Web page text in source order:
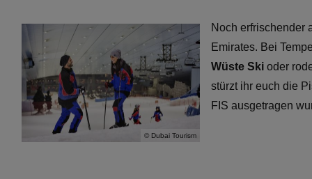
© Dubai Tourism
Noch erfrischender
Emirates. Bei
Wüste Ski oder
stürzt ihr euch die
FIS ausgetragen